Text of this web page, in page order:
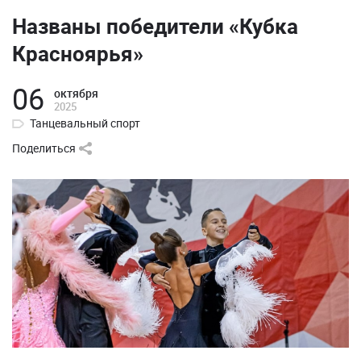
Названы победители «Кубка
Красноярья»
06 октября
2025
Танцевальный спорт
Поделиться